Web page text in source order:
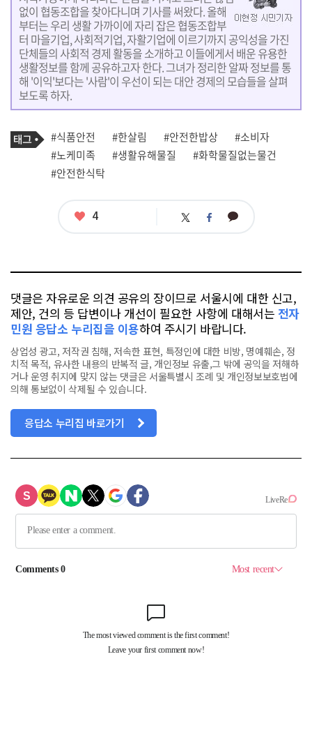
없이 협동조합을 찾아다니며 기사를 써왔다. 올해
부터는 우리 생활 가까이에 자리 잡은 협동조합부
터 마을기업, 사회적기업, 자활기업에 이르기까지 공익성을 가진
단체들의 사회적 경제 활동을 소개하고 이들에게서 배운 유용한
생활정보를 함께 공유하고자 한다. 그녀가 정리한 알짜 정보를 통
해 '이익'보다는 '사람'이 우선이 되는 대안 경제의 모습들을 살펴
보도록 하자.
기
사
관
련
태
태
그
#식품안전 #한살림 #안전한밥상
#소비자
#노케미족
#생활유해물질
#화학물질없는물건
#안전한식탁
좋
4 트 페 카
댓글은 자유로운 의견 공유의 장이므로 서울시에 대한 신고,
제안, 건의 등 답변이나 개선이 필요한 사항에 대해서는 전자
민원 응답소 누리집을 이용하여 주시기 바랍니다.
상업성 광고, 저작권 침해, 저속한 표현, 특정인에 대한 비방, 명예훼손, 정
치적 목적, 유사한 내용의 반복적 글, 개인정보 유출,그 밖에 공익을 저해하
거나 운영 취지에 맞지 않는 댓글은 서울특별시 조례 및 개인정보보호법에
의해 통보없이 삭제될 수 있습니다.
응답소 누리집 바로가기